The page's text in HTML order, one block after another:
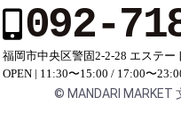
OPEN | 11:30〜15:00 / 17:00〜
福岡市中央区警固2-2-28 エステー
092-
©︎ MANDARI MARKET